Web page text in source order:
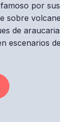
por
sobre
de
escenarios